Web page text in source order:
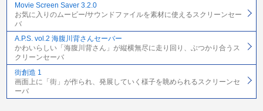
Movie Screen Saver 3.2.0
お気に入りのムービー/サウンドファイルを素材に使えるスクリーンセー
バ
A.P.S. vol.2 海腹川背さんセーバー
かわいらしい「海腹川背さん」が縦横無尽に走り回り、ぶつかり合うス
クリーンセーバ
街創造 1
画面上に「街」が作られ、発展していく様子を眺められるスクリーンセ
ーバ